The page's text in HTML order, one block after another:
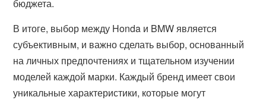
бюджета.
В итоге, выбор между Honda и BMW является
субъективным, и важно сделать выбор, основанный
на личных предпочтениях и тщательном изучении
моделей каждой марки. Каждый бренд имеет свои
уникальные характеристики, которые могут